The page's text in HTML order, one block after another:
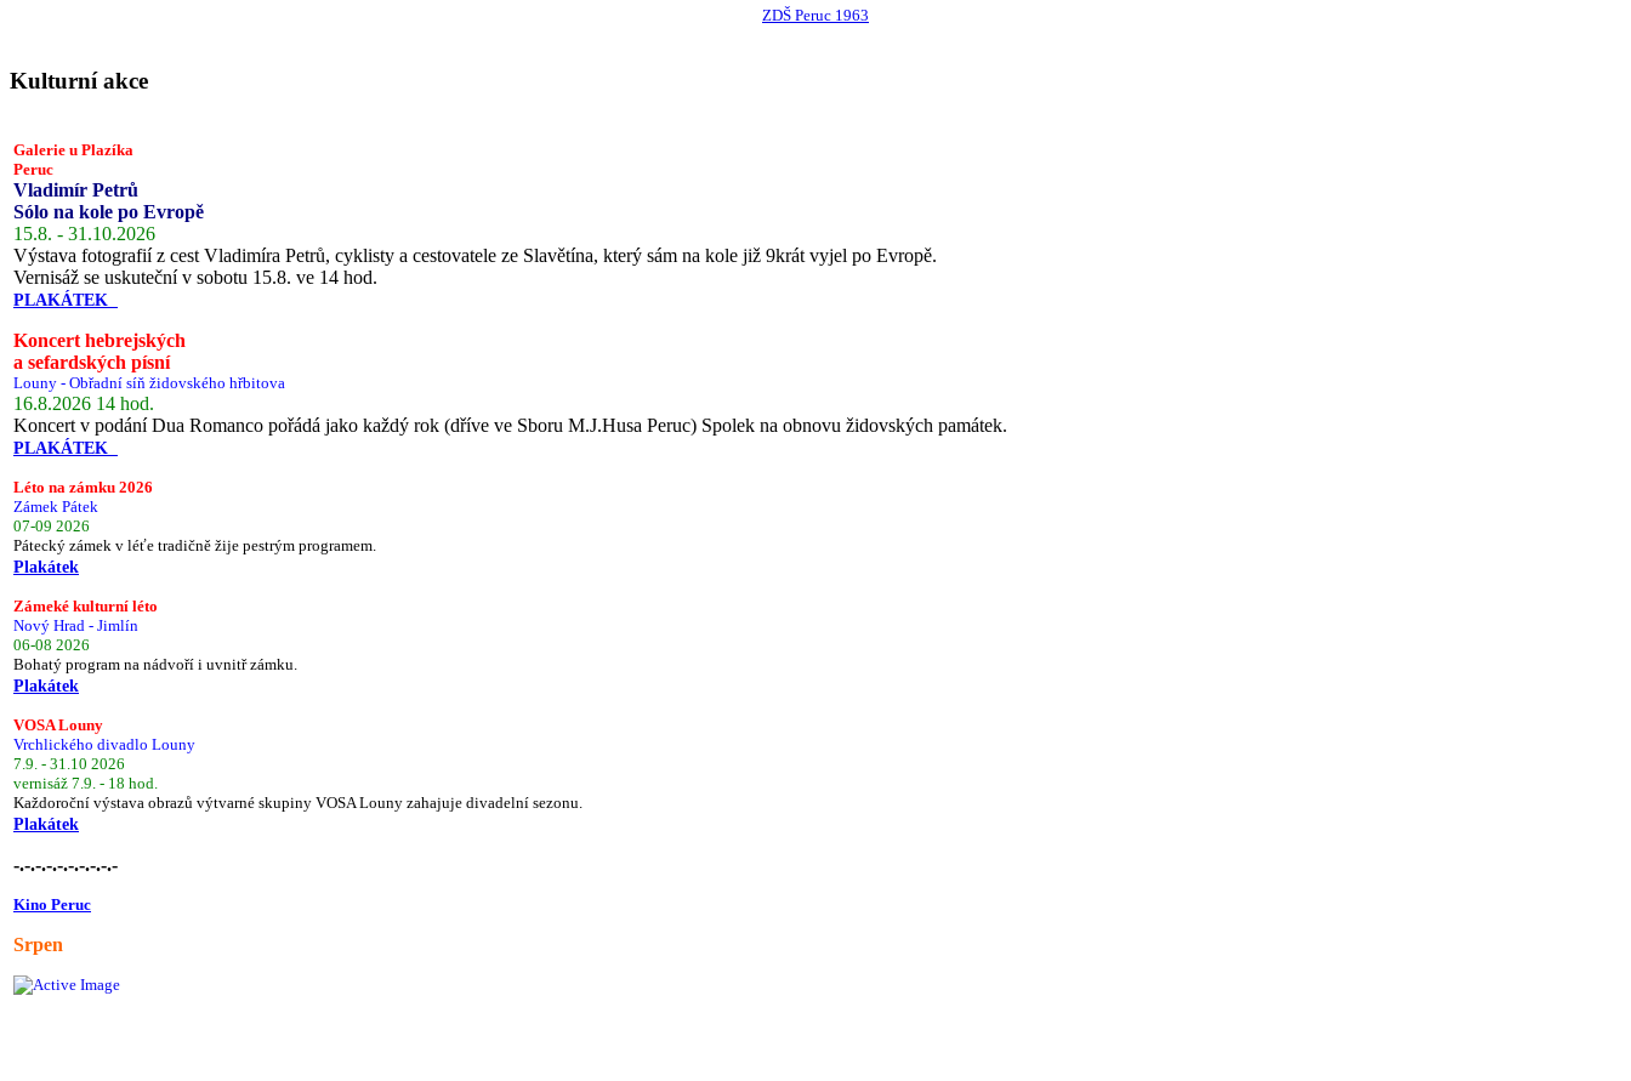
ZDŠ Peruc 1963
Kulturní akce
Galerie u Plazíka
Peruc
Vladimír Petrů
Sólo na kole po Evropě
15.8. - 31.10.2026
Výstava fotografií z cest Vladimíra Petrů, cyklisty a cestovatele ze Slavětína, který sám na kole již 9krát vyjel po Evropě.
Vernisáž se uskuteční v sobotu 15.8. ve 14 hod.
PLAKÁTEK
Koncert hebrejských
a sefardských písní
Louny - Obřadní síň židovského hřbitova
16.8.2026 14 hod.
Koncert v podání Dua Romanco pořádá jako každý rok (dříve ve Sboru M.J.Husa Peruc) Spolek na obnovu židovských památek.
PLAKÁTEK
Léto na zámku 2026
Zámek Pátek
07-09 2026
Pátecký zámek v léťe tradičně žije pestrým programem.
Plakátek
Zámeké kulturní léto
Nový Hrad - Jimlín
06-08 2026
Bohatý program na nádvoří i uvnitř zámku.
Plakátek
VOSA Louny
Vrchlického divadlo Louny
7.9. - 31.10 2026
vernisáž 7.9. - 18 hod.
Každoroční výstava obrazů výtvarné skupiny VOSA Louny zahajuje divadelní sezonu.
Plakátek
-.-.-.-.-.-.-.-.-.-
Kino Peruc
Srpen